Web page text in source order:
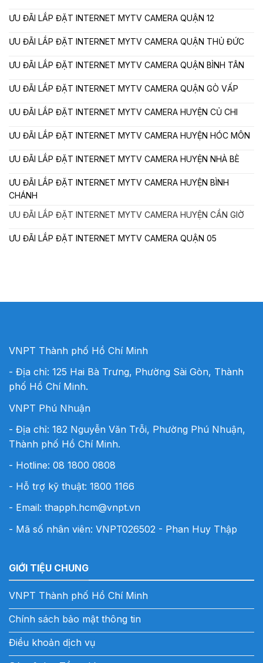
ƯU ĐÃI LẮP ĐẶT INTERNET MYTV CAMERA QUẬN 12
ƯU ĐÃI LẮP ĐẶT INTERNET MYTV CAMERA QUẬN THỦ ĐỨC
ƯU ĐÃI LẮP ĐẶT INTERNET MYTV CAMERA QUẬN BÌNH TÂN
ƯU ĐÃI LẮP ĐẶT INTERNET MYTV CAMERA QUẬN GÒ VẤP
ƯU ĐÃI LẮP ĐẶT INTERNET MYTV CAMERA HUYỆN CỦ CHI
ƯU ĐÃI LẮP ĐẶT INTERNET MYTV CAMERA HUYỆN HÓC MÔN
ƯU ĐÃI LẮP ĐẶT INTERNET MYTV CAMERA HUYỆN NHÀ BÈ
ƯU ĐÃI LẮP ĐẶT INTERNET MYTV CAMERA HUYỆN BÌNH
CHÁNH
ƯU ĐÃI LẮP ĐẶT INTERNET MYTV CAMERA HUYỆN CẦN GIỜ
ƯU ĐÃI LẮP ĐẶT INTERNET MYTV CAMERA QUẬN 05
VNPT Thành phố Hồ Chí Minh
- Địa chỉ: 125 Hai Bà Trưng, Phường Sài Gòn, Thành
phố Hồ Chí Minh.
VNPT Phú Nhuận
- Địa chỉ: 182 Nguyễn Văn Trỗi, Phường Phú Nhuận,
Thành phố Hồ Chí Minh.
- Hotline: 08 1800 0808
- Hỗ trợ kỹ thuật: 1800 1166
- Email: thapph.hcm@vnpt.vn
- Mã số nhân viên: VNPT026502 - Phan Huy Thập
GIỚI TIỆU CHUNG
VNPT Thành phố Hồ Chí Minh
Chính sách bảo mật thông tin
Điều khoản dịch vụ